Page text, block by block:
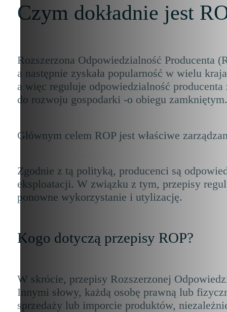
Czym dokładnie jest
Rozszerzona Odpowiedzialność Producenta
a następnie zyskała popularność w wielu
a więc reguluje odpowiedzialność
do rozwoju gospodarki -o obiegu zamkniętym.
Głównym celem ROP jest właściwe
Zgodnie z tą polityką, producenci są
eksploatacji. W związku z tym, przepisy
ponowne wykorzystanie i utylizację.
Kogo dotyczą przepisy ROP?
W skrócie, przepisy Rozszerzonej
Innymi słowy, każdą osobę prawną lub
sprzedaży lub imporcie produktów,